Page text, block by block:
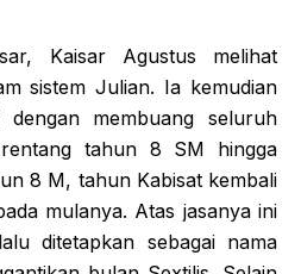
Kaisar Agustus melihat
sistem Julian. Ia kemudian
dengan membuang seluruh
tahun 8 SM hingga
8 M, tahun Kabisat kembali
mulanya. Atas jasanya ini
ditetapkan sebagai nama